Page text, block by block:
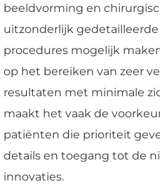
beeldvorming en
uitzonderlijk
procedures mogelijk
op het bereiken van zeer
resultaten met minimale
maakt het vaak de
patiënten die prioriteit
details en toegang tot de
innovaties.